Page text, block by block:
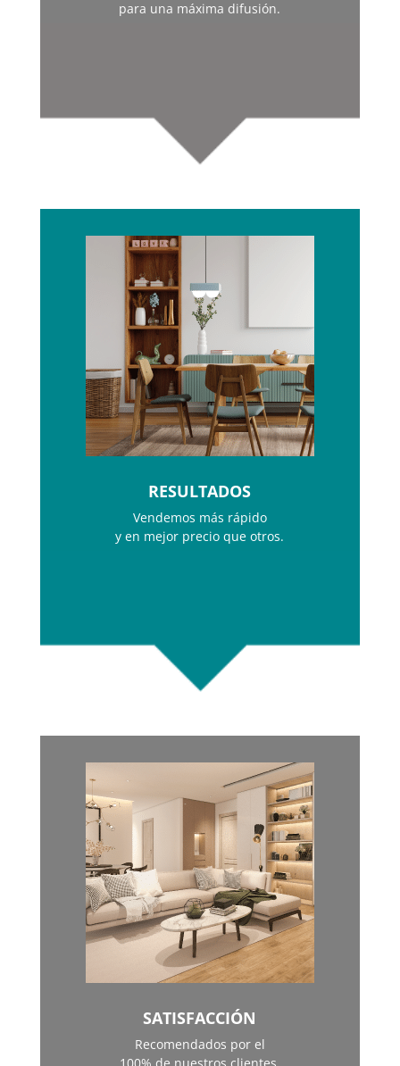
para una máxima difusión.
RESULTADOS
Vendemos más rápido
y en mejor precio que otros.
SATISFACCIÓN
Recomendados por el